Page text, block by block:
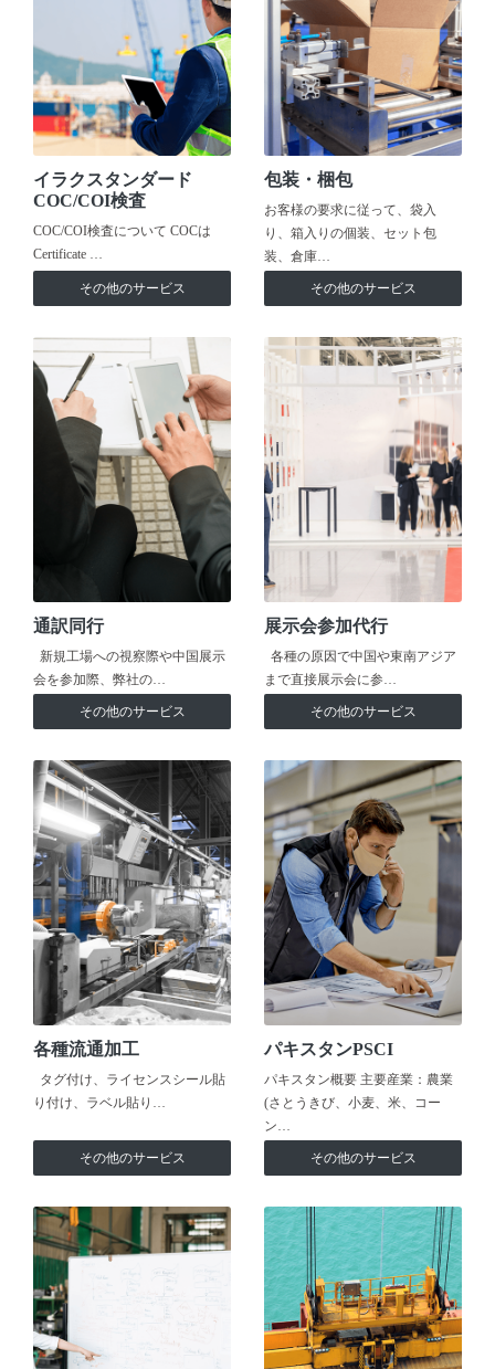
イラクスタンダード
COC/COI検査
COC/COI検査について COCは
Certificate …
その他のサービス
包装・梱包
お客様の要求に従って、袋入
り、箱入りの個装、セット包
装、倉庫…
その他のサービス
通訳同行
新規工場への視察際や中国展示
会を参加際、弊社の…
その他のサービス
展示会参加代行
各種の原因で中国や東南アジア
まで直接展示会に参…
その他のサービス
各種流通加工
タグ付け、ライセンスシール貼
り付け、ラベル貼り…
その他のサービス
パキスタンPSCI
パキスタン概要 主要産業：農業
(さとうきび、小麦、米、コー
ン…
その他のサービス